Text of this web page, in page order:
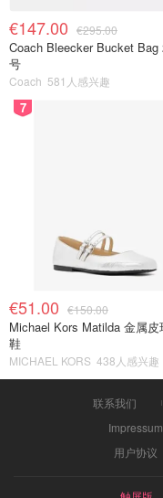
€147.00 €295.00
Coach Bleecker Bucket Bag
号
Coach 581人感兴趣
7
€51.00 €150.00
Michael Kors Matilda 金属皮
鞋
MICHAEL KORS 438人感兴趣
联系我们
Impressum
用户协议